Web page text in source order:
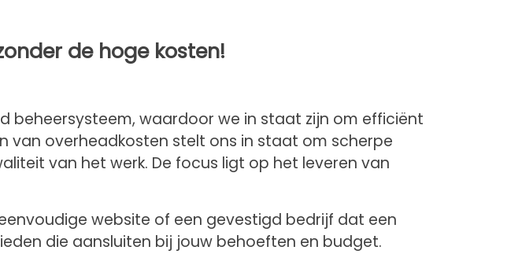
de hoge kosten!
beheersysteem, waardoor we in staat zijn om efficiënt
van overheadkosten stelt ons in staat om scherpe
van het werk. De focus ligt op het leveren van
website of een gevestigd bedrijf dat een
die aansluiten bij jouw behoeften en budget.